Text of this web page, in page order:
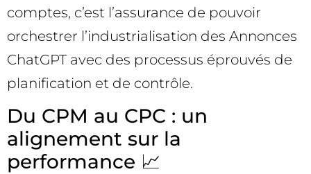
comptes, c’est l’assurance de pouvoir
orchestrer l’industrialisation des Annonces
ChatGPT avec des processus éprouvés de
planification et de contrôle.
Du CPM au CPC : un
alignement sur la
performance 📈